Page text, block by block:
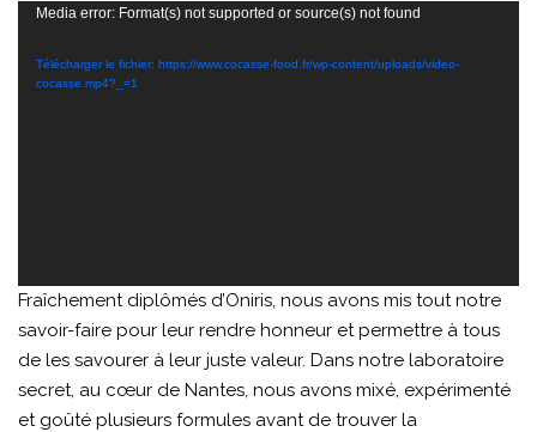
Lecteur
Media error: Format(s) not supported or source(s) not found
Télécharger le fichier: https://www.cocasse-food.fr/wp-content/uploads/video-
cocasse.mp4?_=1
Fraîchement diplômés d’Oniris, nous avons mis tout notre
savoir-faire pour leur rendre honneur et permettre à tous
de les savourer à leur juste valeur. Dans notre laboratoire
secret, au cœur de Nantes, nous avons mixé, expérimenté
et goûté plusieurs formules avant de trouver la